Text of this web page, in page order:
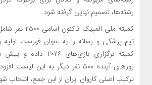
رشته‌ها، تصمیم نهایی گرفته شود.
کمیته ملی المپیک
تیم پزشکی و رسانه را به عنوان فهرست
کمیته برگزاری
روزهای آینده ۵۰۰ نفر دیگر به این
ترکیب اصلی کاروان ایران از این جمع، انتخاب